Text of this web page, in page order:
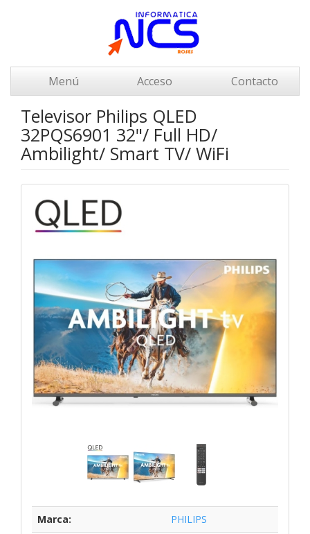
Menú Acceso Contacto
Televisor Philips QLED
32PQS6901 32"/ Full HD/
Ambilight/ Smart TV/ WiFi
Marca:
PHILIPS